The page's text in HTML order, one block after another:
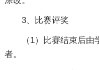
3、比赛评奖
（1）比赛结束后
者。